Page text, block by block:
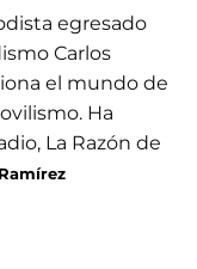
egresado
Carlos
el mundo de
Ha
La Razón de